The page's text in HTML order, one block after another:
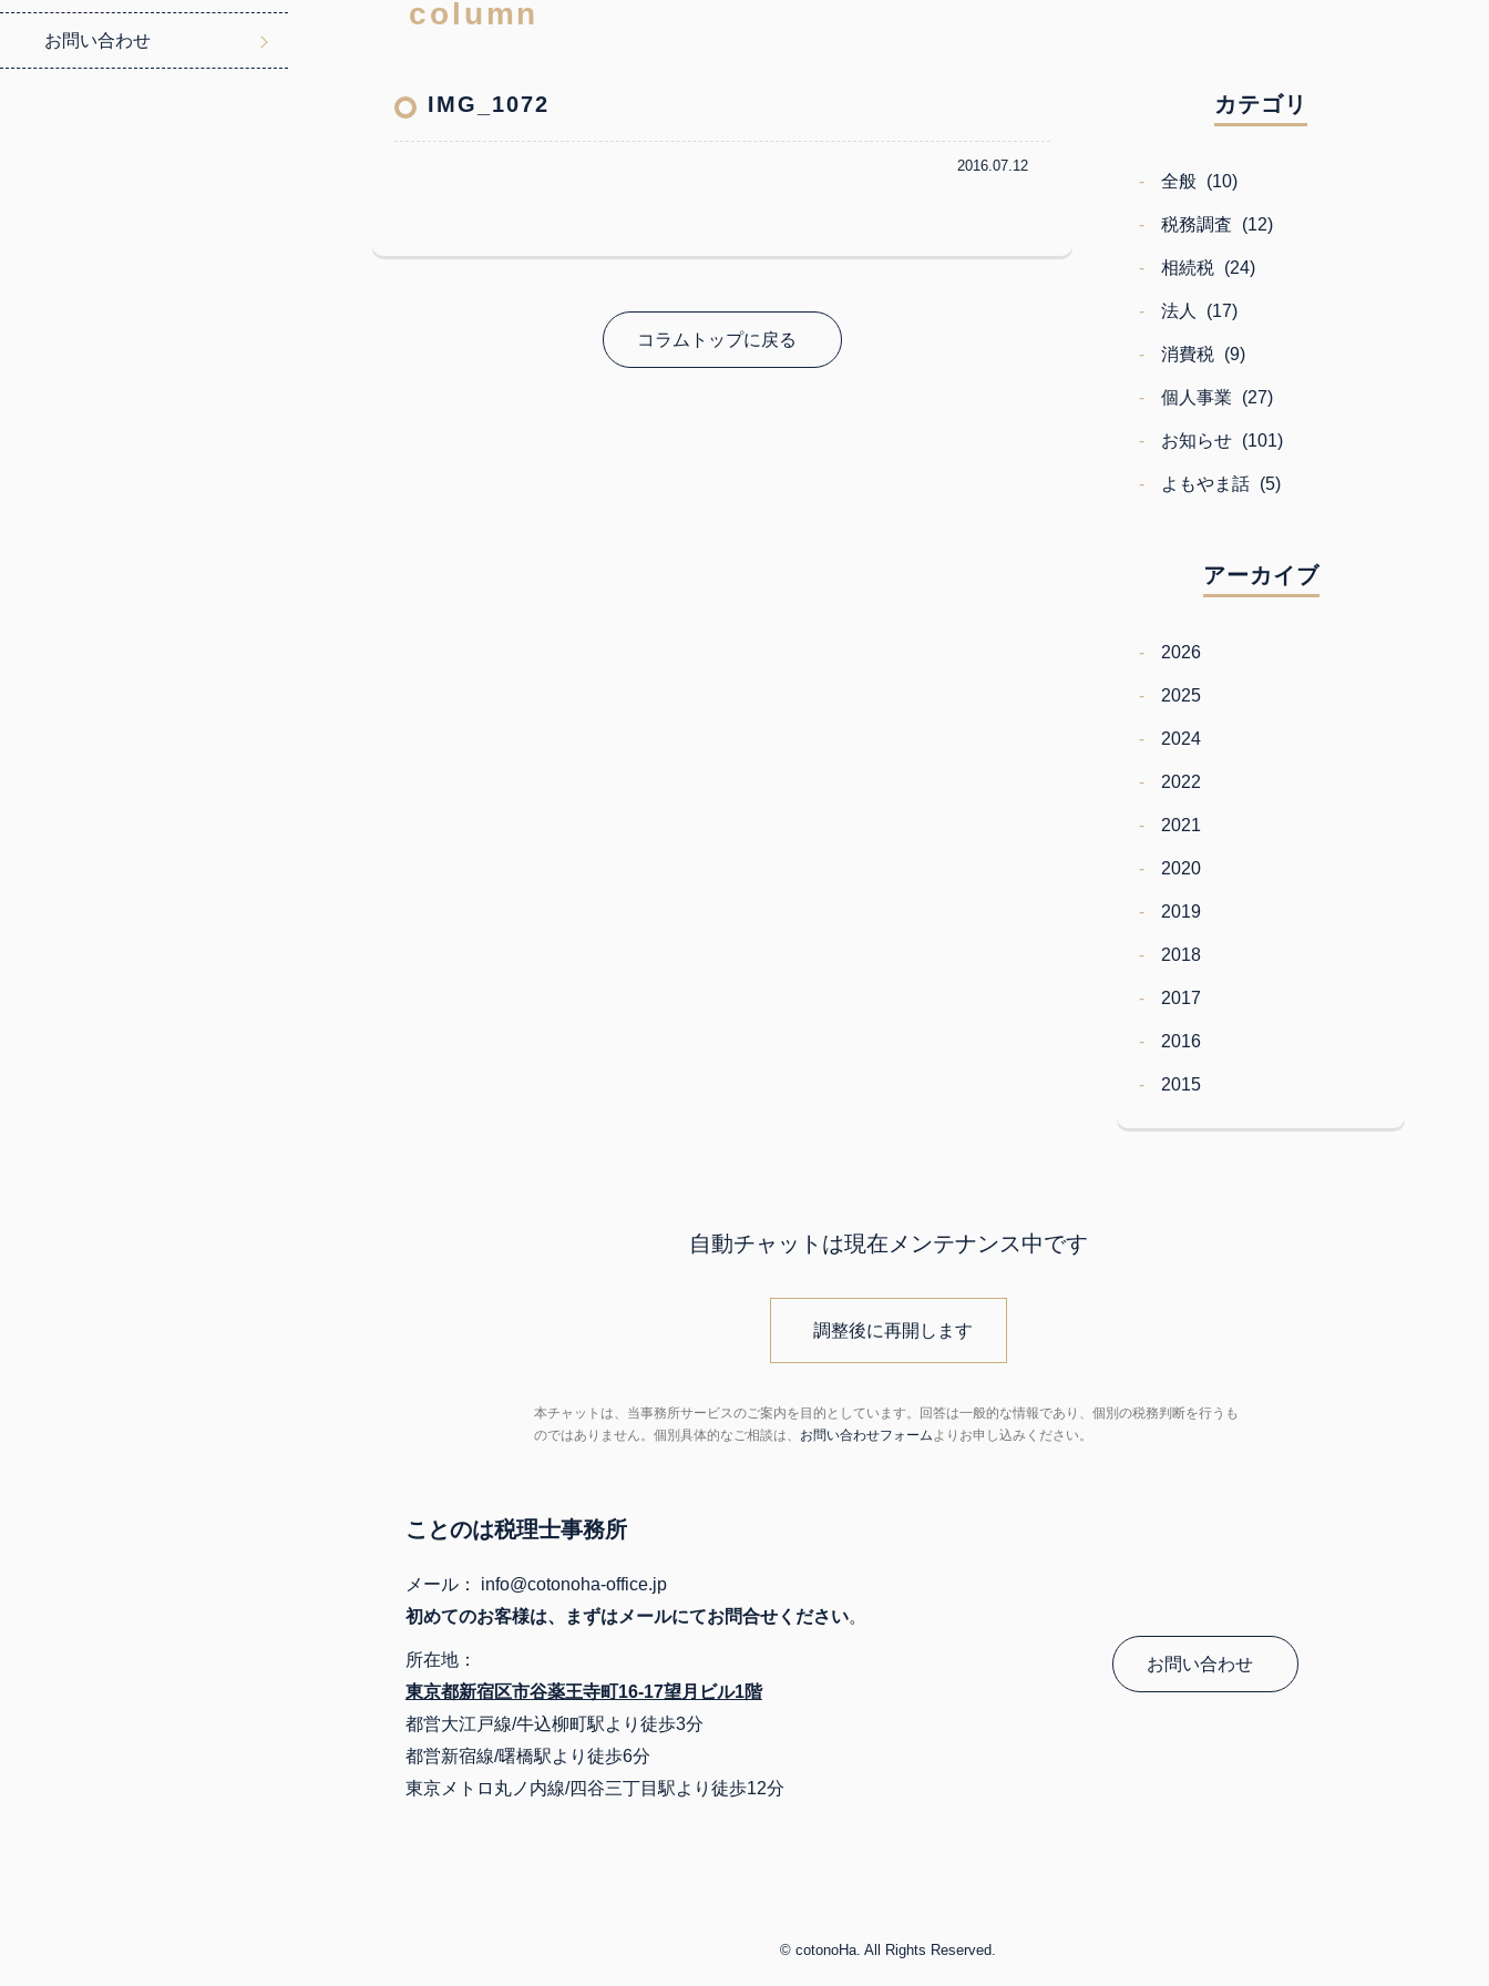
お問い合わせ
IMG_1072
2016.07.12
コラムトップに戻る
カテゴリ
全般 (10)
税務調査 (12)
相続税 (24)
法人 (17)
消費税 (9)
個人事業 (27)
お知らせ (101)
よもやま話 (5)
アーカイブ
2026
2025
2024
2022
2021
2020
2019
2018
2017
2016
2015
自動チャットは現在メンテナンス中です
調整後に再開します
本チャットは、当事務所サービスのご案内を目的としています。回答は一般的な情報であり、個別の税務判断を行うも
のではありません。個別具体的なご相談は、 お問い合わせフォームよりお申し込みください。
ことのは税理士事務所
メール： info@cotonoha-office.jp
初めてのお客様は、まずはメールにてお問合せください。
所在地：
東京都新宿区市谷薬王寺町16-17望月ビル1階
都営大江戸線/牛込柳町駅より徒歩3分
都営新宿線/曙橋駅より徒歩6分
東京メトロ丸ノ内線/四谷三丁目駅より徒歩12分
お問い合わせ
© cotonoHa. All Rights Reserved.